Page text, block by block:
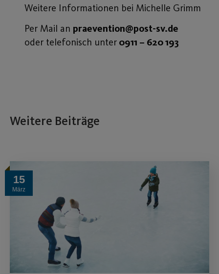
Weitere Informationen bei Michelle Grimm
Per Mail an praevention@post-sv.de
oder telefonisch unter 0911 – 620 193
Weitere Beiträge
15
März